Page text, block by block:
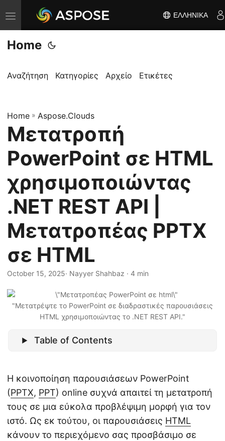
Ε
ν
α
λ
ή
π
λ
ο
γ
η
σ
η
ΕΛΛΗΝΙΚΆ
Home
Αναζήτηση Κατηγορίες Αρχείο Ετικέτες
Home » Aspose.Clouds
Μετατροπή
PowerPoint σε HTML
χρησιμοποιώντας
.NET REST API |
Μετατροπέας PPTX
σε HTML
October 15, 2025· Nayyer Shahbaz · 4 min
"Μετατρέψτε το PowerPoint σε διαδραστικές παρουσιάσεις
HTML χρησιμοποιώντας το .NET REST API."
Table of Contents
Η κοινοποίηση παρουσιάσεων PowerPoint
(PPTX, PPT) online συχνά απαιτεί τη μετατροπή
τους σε μια εύκολα προβλέψιμη μορφή για τον
ιστό. Ως εκ τούτου, οι παρουσιάσεις HTML
κάνουν το περιεχόμενο σας προσβάσιμο σε